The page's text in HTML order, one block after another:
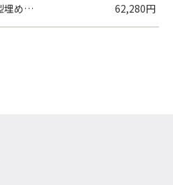
エアコン（壁掛設置）／各種機能付き , ...
34,659円